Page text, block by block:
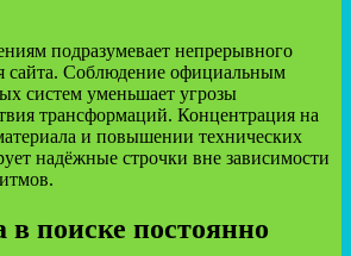
подразумевает непрерывного
сайта. Соблюдение официальным
систем уменьшает угрозы
трансформаций. Концентрация на
и повышении технических
надёжные строчки вне зависимости
в поиске постоянно